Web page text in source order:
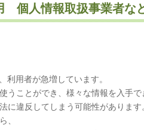
個人情報取扱事業者な
利用者が急増しています。
うことができ、様々な情報を入手
に違反してしまう可能性があります
、